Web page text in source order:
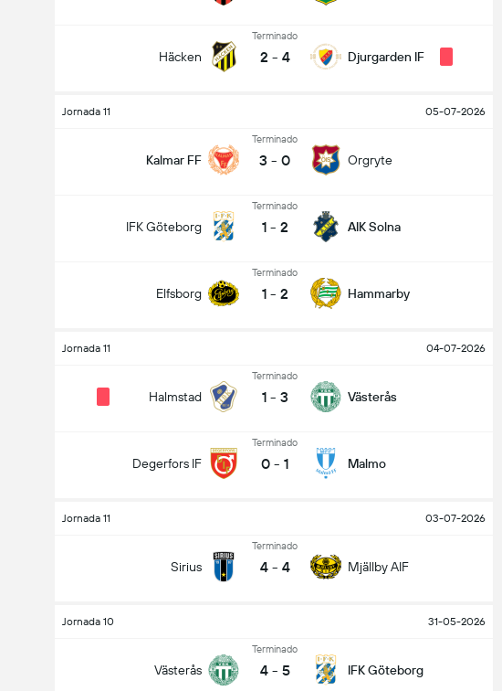
Häcken
Terminado
2 - 4 Djurgarden IF
Jornada 11 05-07-2026
Kalmar FF
Terminado
3 - 0 Orgryte
IFK Göteborg
Terminado
1 - 2 AIK Solna
Elfsborg
Terminado
1 - 2 Hammarby
Jornada 11 04-07-2026
Halmstad
Terminado
1 - 3 Västerås
Degerfors IF
Terminado
0 - 1 Malmo
Jornada 11 03-07-2026
Sirius
Terminado
4 - 4 Mjällby AIF
Jornada 10 31-05-2026
Västerås
Terminado
4 - 5 IFK Göteborg